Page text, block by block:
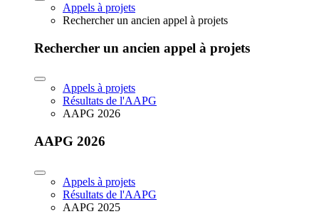
Appels à projets
Rechercher un ancien appel à projets
Rechercher un ancien appel à projets
Appels à projets
Résultats de l'AAPG
AAPG 2026
AAPG 2026
Appels à projets
Résultats de l'AAPG
AAPG 2025